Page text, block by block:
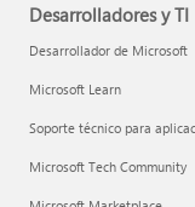
Desarrolladores y TI
Desarrollador de Microsoft
Microsoft Learn
Soporte técnico para
Microsoft Tech Community